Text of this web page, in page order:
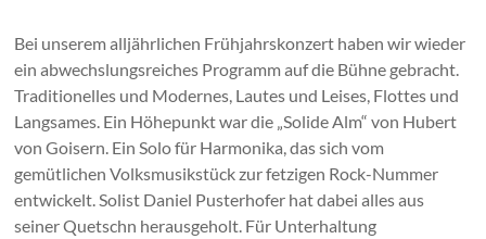
Bei unserem alljährlichen Frühjahrskonzert haben wir wieder
ein abwechslungsreiches Programm auf die Bühne gebracht.
Traditionelles und Modernes, Lautes und Leises, Flottes und
Langsames. Ein Höhepunkt war die „Solide Alm“ von Hubert
von Goisern. Ein Solo für Harmonika, das sich vom
gemütlichen Volksmusikstück zur fetzigen Rock-Nummer
entwickelt. Solist Daniel Pusterhofer hat dabei alles aus
seiner Quetschn herausgeholt. Für Unterhaltung